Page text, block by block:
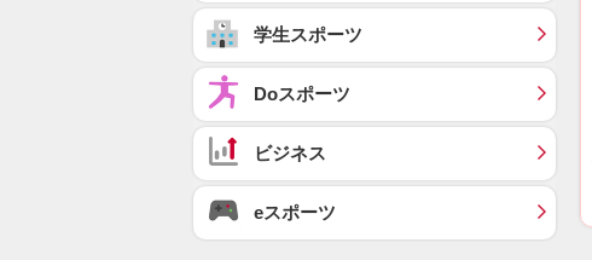
学生スポーツ
Doスポーツ
ビジネス
eスポーツ